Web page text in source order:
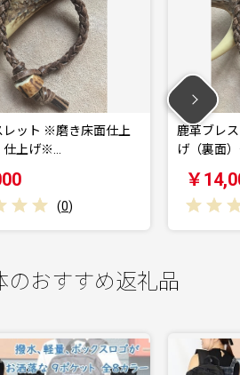
床面仕上
)
鹿革ブレスレット ※磨
げ（裏面）仕上げ※…
￥14,000
(0
のおすすめ返礼品